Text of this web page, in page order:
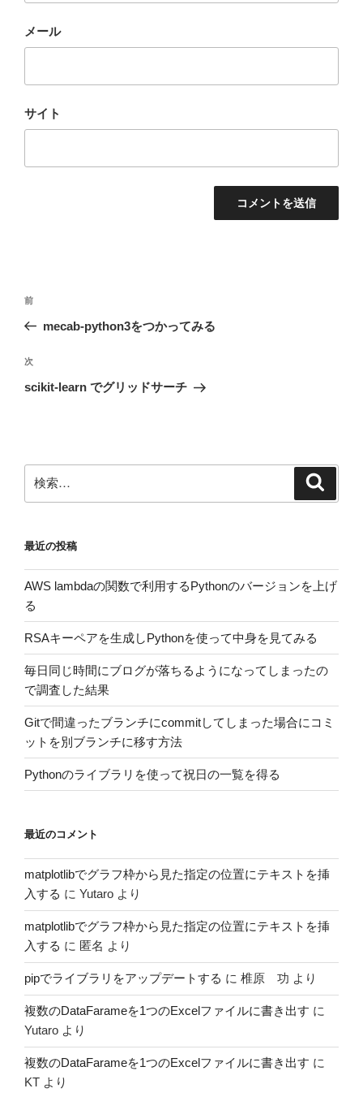
メール
サイト
投
ビ
ゲ
ン
前
の
稿
前
mecab-python3をつかってみる
次
の
次
scikit-learn でグリッドサーチ
索:
最近の投稿
AWS lambdaの関数で利用するPythonのバージョンを上げ
る
RSAキーペアを生成しPythonを使って中身を見てみる
毎日同じ時間にブログが落ちるようになってしまったの
で調査した結果
Gitで間違ったブランチにcommitしてしまった場合にコミ
ットを別ブランチに移す方法
Pythonのライブラリを使って祝日の一覧を得る
最近のコメント
matplotlibでグラフ枠から見た指定の位置にテキストを挿
入する に Yutaro より
matplotlibでグラフ枠から見た指定の位置にテキストを挿
入する に 匿名 より
pipでライブラリをアップデートする に 椎原 功 より
複数のDataFarameを1つのExcelファイルに書き出す に
Yutaro より
複数のDataFarameを1つのExcelファイルに書き出す に
KT より